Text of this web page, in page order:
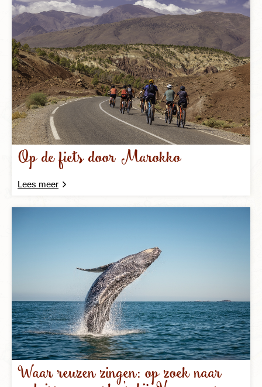
Op de fiets door Marokko
Lees meer
Waar reuzen zingen: op zoek naar